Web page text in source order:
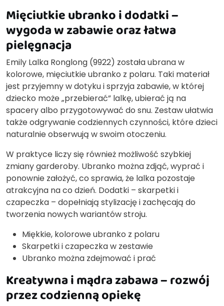
Mięciutkie ubranko i dodatki –
wygoda w zabawie oraz łatwa
pielęgnacja
Emily Lalka Ronglong (9922) została ubrana w
kolorowe, mięciutkie ubranko z polaru. Taki materiał
jest przyjemny w dotyku i sprzyja zabawie, w której
dziecko może „przebierać” lalkę, ubierać ją na
spacery albo przygotowywać do snu. Zestaw ułatwia
także odgrywanie codziennych czynności, które dzieci
naturalnie obserwują w swoim otoczeniu.
W praktyce liczy się również możliwość szybkiej
zmiany garderoby. Ubranko można zdjąć, wyprać i
ponownie założyć, co sprawia, że lalka pozostaje
atrakcyjna na co dzień. Dodatki – skarpetki i
czapeczka – dopełniają stylizację i zachęcają do
tworzenia nowych wariantów stroju.
Miękkie, kolorowe ubranko z polaru
Skarpetki i czapeczka w zestawie
Ubranko można zdejmować i prać
Kreatywna i mądra zabawa – rozwój
przez codzienną opiekę